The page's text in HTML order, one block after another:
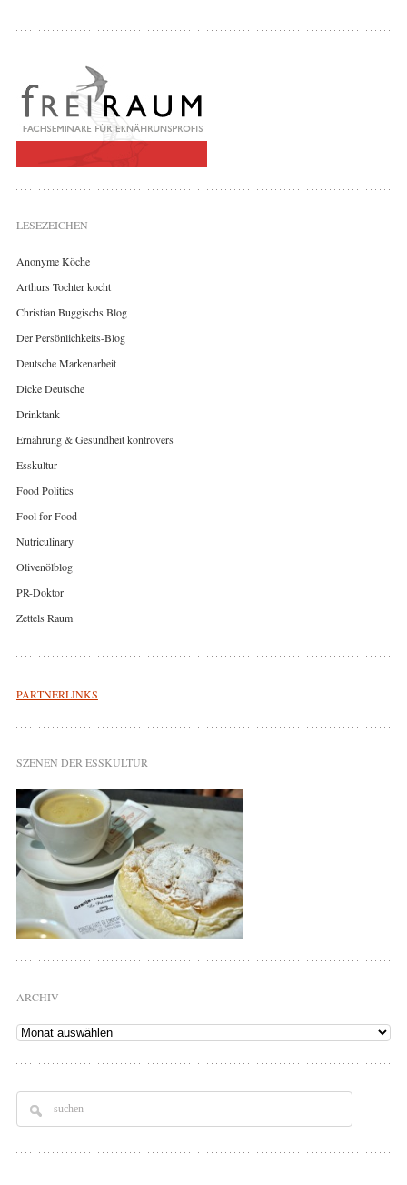
LESEZEICHEN
Anonyme Köche
Arthurs Tochter kocht
Christian Buggischs Blog
Der Persönlichkeits-Blog
Deutsche Markenarbeit
Dicke Deutsche
Drinktank
Ernährung & Gesundheit kontrovers
Esskultur
Food Politics
Fool for Food
Nutriculinary
Olivenölblog
PR-Doktor
Zettels Raum
PARTNERLINKS
SZENEN DER ESSKULTUR
ARCHIV
Archiv